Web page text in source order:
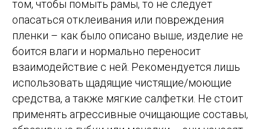
том, чтобы помыть рамы, то не следует
опасаться отклеивания или повреждения
пленки – как было описано выше, изделие не
боится влаги и нормально переносит
взаимодействие с ней. Рекомендуется лишь
использовать щадящие чистящие/моющие
средства, а также мягкие салфетки. Не стоит
применять агрессивные очищающие составы,